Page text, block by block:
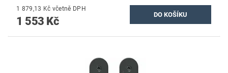
1 879,13 Kč včetně DPH
1 553 Kč